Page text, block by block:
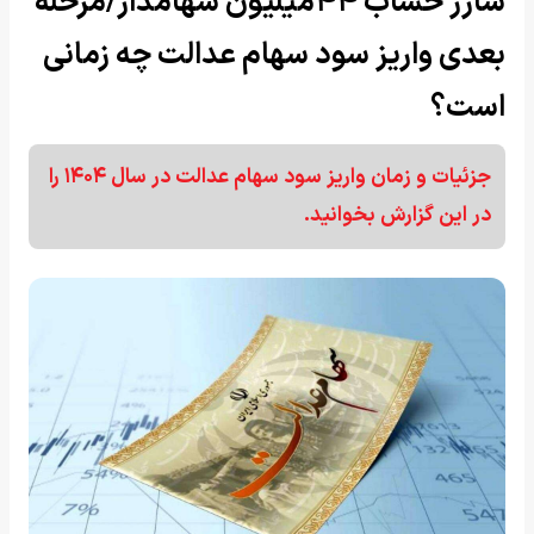
بعدی واریز سود سهام عدالت چه زمانی
است؟
جزئیات و زمان واریز سود سهام عدالت در سال ۱۴۰۴ را
در این گزارش بخوانید.